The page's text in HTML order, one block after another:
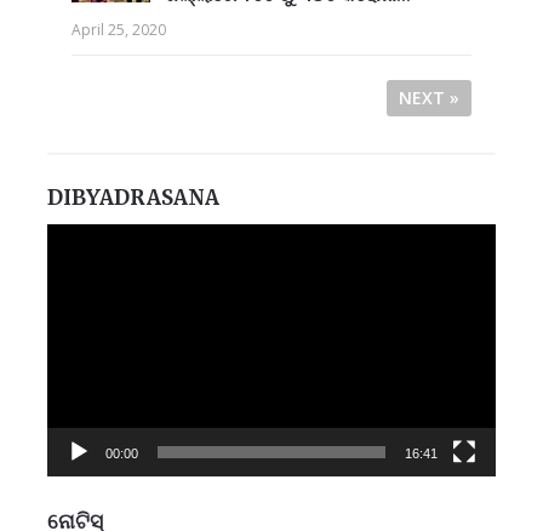
April 25, 2020
NEXT »
DIBYADRASANA
00:00 16:41
ନୋଟିସ୍